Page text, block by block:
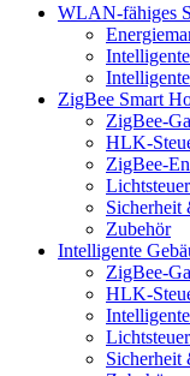
WLAN-fähiges
ZigBee Smart
ZigBee-
HLK-
ZigBee-
Sicherheit
Zubehör
Intelligente
ZigBee-
HLK-
Sicherheit